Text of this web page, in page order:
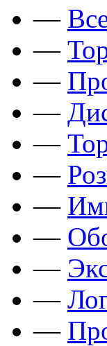
—
—
—
—
—
—
—
—
—
—
—